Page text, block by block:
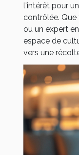
l'intérêt pour
contrôlée. Que
ou un expert
espace de
vers une